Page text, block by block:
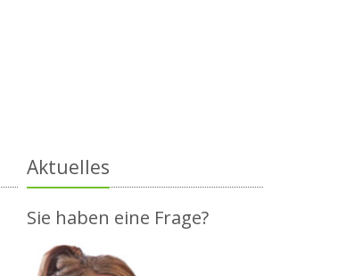
Aktuelles
Sie haben eine Frage?